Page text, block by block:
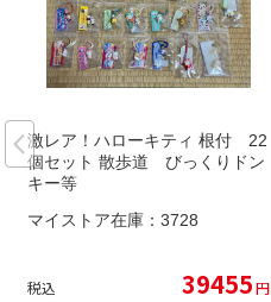
激レア！ハローキティ 根付 22
個セット 散歩道 びっくりドン
キー等
マイストア在庫： 3728
税込 39455円